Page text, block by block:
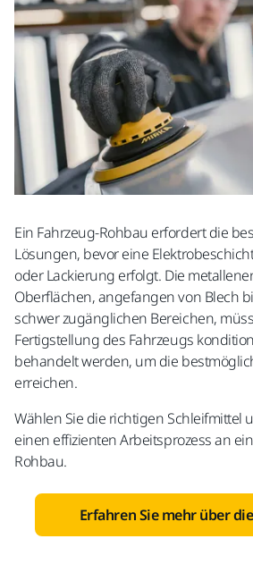
Ein Fahrzeug-Rohbau erfordert die
Lösungen, bevor eine
oder Lackierung erfolgt. Die
Oberflächen, angefangen von Blech
schwer zugänglichen Bereichen,
Fertigstellung des Fahrzeugs
behandelt werden, um die
erreichen.
Wählen Sie die richtigen Schleifmittel
einen effizienten Arbeitsprozess an
Rohbau.
Erfahren Sie mehr über